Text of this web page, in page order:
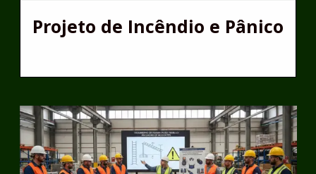
Projeto de Incêndio e Pânico